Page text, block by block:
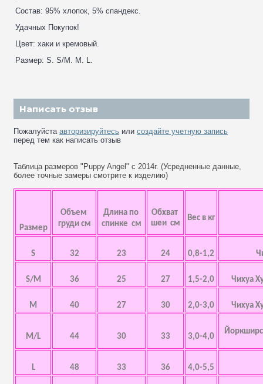
Состав: 95% хлопок, 5% спандекс.
Удачных Покупок!
Цвет: хаки и кремовый.
Размер: S. S/M. M. L.
Написать отзыв
Пожалуйста авторизируйтесь или создайте учетную запись
перед тем как написать отзыв
Таблица размеров "Puppy Angel" с 2014г. (Усредненные данные,
более точные замеры смотрите к изделию)
Размер
Объем
груди см
Длина по
спинке см
Обхват
шеи см
Вес в кг
S 32 23 24 0,8-1,2
S/M 36 25 27 1,5-2,0 Чихуа
M 40 27 30 2,0-3,0 Чихуа
M/L 44 30 33 3,0-4,0
L 48 33 36 4,0-5,5